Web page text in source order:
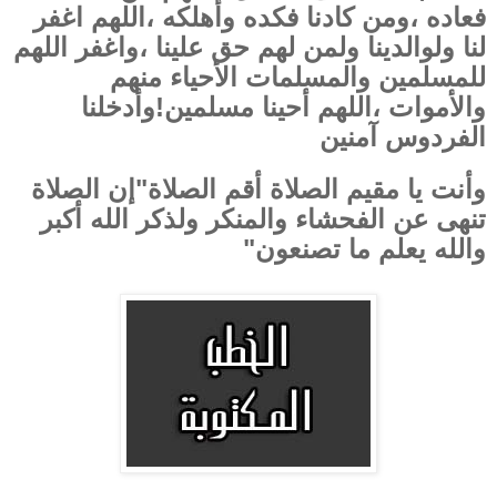
فعاده ،ومن كادنا فكده وأهلكه ،اللهم اغفر
لنا ولوالدينا ولمن لهم حق علينا ،واغفر اللهم
للمسلمين والمسلمات الأحياء منهم
والأموات ،اللهم أحينا مسلمين!وأدخلنا
الفردوس آمنين
وأنت يا مقيم الصلاة أقم الصلاة"إن الصلاة
تنهى عن الفحشاء والمنكر ولذكر الله أكبر
والله يعلم ما تصنعون"